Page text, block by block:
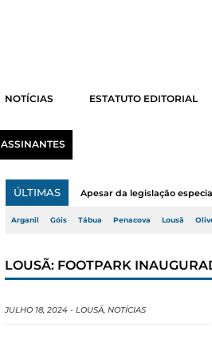
NOTÍCIAS ESTATUTO EDITORIAL
ASSINANTES
ÚLTIMAS Apesar da legislação
Arganil Góis Tábua Penacova Lousã
LOUSÃ: FOOTPARK
JULHO 18, 2024 - LOUSÃ, NOTÍCIAS